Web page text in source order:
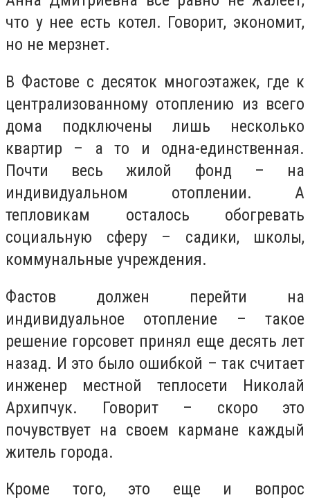
что у нее есть котел. Говорит, экономит,
но не мерзнет.
В Фастове с десяток многоэтажек, где к
централизованному отоплению из всего
дома подключены лишь несколько
квартир – а то и одна-единственная.
Почти весь жилой фонд – на
индивидуальном отоплении. А
тепловикам осталось обогревать
социальную сферу – садики, школы,
коммунальные учреждения.
Фастов должен перейти на
индивидуальное отопление – такое
решение горсовет принял еще десять лет
назад. И это было ошибкой – так считает
инженер местной теплосети Николай
Архипчук. Говорит – скоро это
почувствует на своем кармане каждый
житель города.
Кроме того, это еще и вопрос